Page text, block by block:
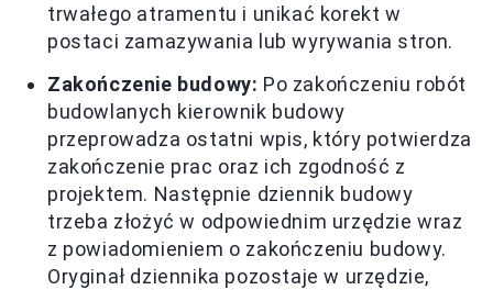
trwałego atramentu i unikać korekt w
postaci zamazywania lub wyrywania stron.
Zakończenie budowy: Po zakończeniu robót
budowlanych kierownik budowy
przeprowadza ostatni wpis, który potwierdza
zakończenie prac oraz ich zgodność z
projektem. Następnie dziennik budowy
trzeba złożyć w odpowiednim urzędzie wraz
z powiadomieniem o zakończeniu budowy.
Oryginał dziennika pozostaje w urzędzie,